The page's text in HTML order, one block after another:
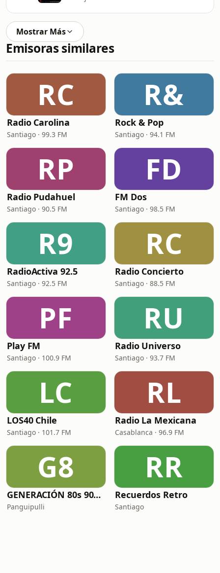
Mostrar Más
Emisoras similares
RC
Radio Carolina
Santiago · 99.3 FM
R&
Rock & Pop
Santiago · 94.1 FM
RP
Radio Pudahuel
Santiago · 90.5 FM
FD
FM Dos
Santiago · 98.5 FM
R9
RadioActiva 92.5
Santiago · 92.5 FM
RC
Radio Concierto
Santiago · 88.5 FM
PF
Play FM
Santiago · 100.9 FM
RU
Radio Universo
Santiago · 93.7 FM
LC
LOS40 Chile
Santiago · 101.7 FM
RL
Radio La Mexicana
Casablanca · 96.9 FM
G8
GENERACIÓN 80s 90s Neltume Chile Radio
Panguipulli
RR
Recuerdos Retro
Santiago